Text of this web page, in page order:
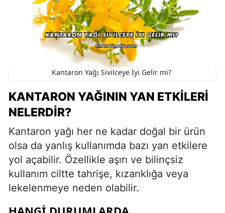
Kantaron Yağı Sivilceye İyi Gelir mi?
KANTARON YAĞININ YAN ETKILERI
NELERDIR?
Kantaron yağı her ne kadar doğal bir ürün
olsa da yanlış kullanımda bazı yan etkilere
yol açabilir. Özellikle aşırı ve bilinçsiz
kullanım ciltte tahrişe, kızarıklığa veya
lekelenmeye neden olabilir.